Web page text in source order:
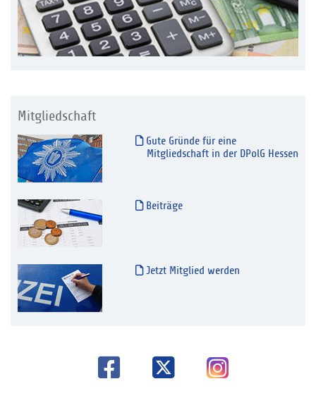
Mitgliedschaft
Gute Gründe für eine
Mitgliedschaft in der DPolG Hessen
Beiträge
Jetzt Mitglied werden